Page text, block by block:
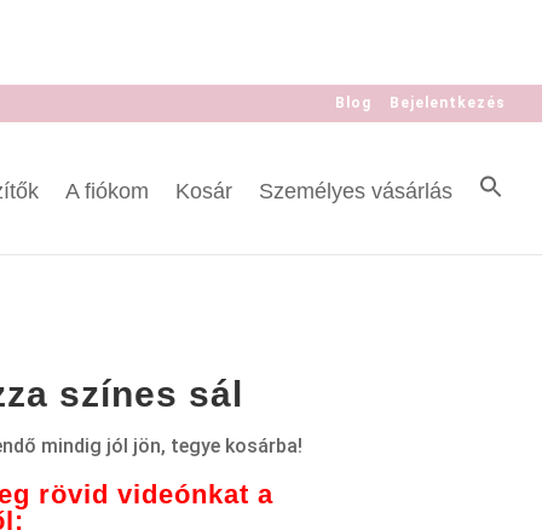
Blog Bejelentkezés
A fiókom Kosár Személyes vásárlás
színes sál
mindig jól jön, tegye kosárba!
rövid videónkat a